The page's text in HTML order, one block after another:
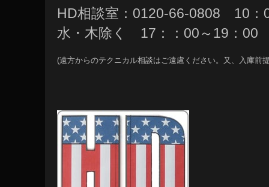
HD相談室：0120-66-0808 10
水・木除く 17：：00～19：00
(遠方からのテクニカル相談はご遠慮ください。又、入庫前